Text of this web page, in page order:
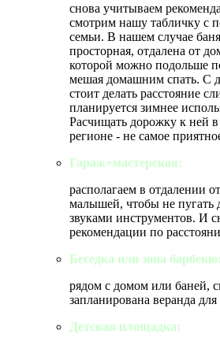
снова учитываем
смотрим нашу табличку с
семьи. В нашем случае
просторная, отдалена от
которой можно подольше
мешая домашним спать. С
стоит делать расстояние
планируется зимнее
Расчищать дорожку к ней
регионе - не самое
Гараж+мастерская:
располагаем в отдалении
малышей, чтобы не пугать
звуками инструментов. И
рекомендации по
Беседка или зона барбекю:
рядом с домом или баней,
запланирована веранда
Детская площадка: